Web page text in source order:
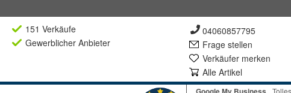
151 Verkäufe
Gewerblicher Anbieter
04060857795
Frage stellen
Verkäufer merken
Alle Artikel